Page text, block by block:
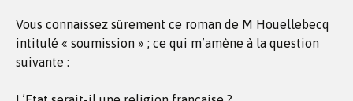
Vous connaissez sûrement ce roman de M Houellebecq
intitulé « soumission » ; ce qui m’amène à la question
suivante :